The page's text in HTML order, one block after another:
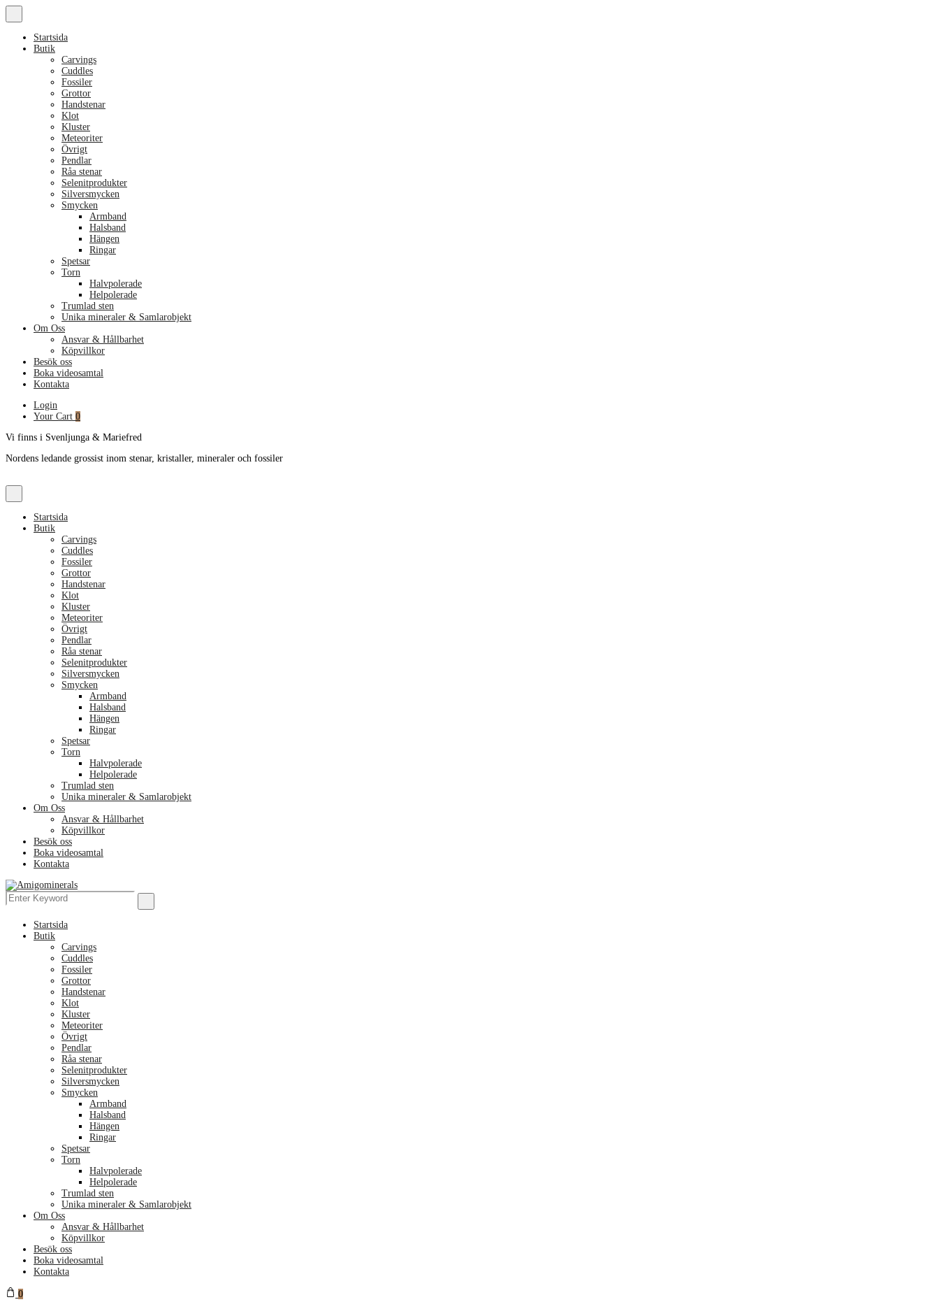
Startsida
Butik
Carvings
Cuddles
Fossiler
Grottor
Handstenar
Klot
Kluster
Meteoriter
Övrigt
Pendlar
Råa stenar
Selenitprodukter
Silversmycken
Smycken
Armband
Halsband
Hängen
Ringar
Spetsar
Torn
Halvpolerade
Helpolerade
Trumlad sten
Unika mineraler & Samlarobjekt
Om Oss
Ansvar & Hållbarhet
Köpvillkor
Besök oss
Boka videosamtal
Kontakta
Login
Your Cart 0
Vi finns i Svenljunga & Mariefred
Nordens ledande grossist inom stenar, kristaller, mineraler och fossiler
Startsida
Butik
Carvings
Cuddles
Fossiler
Grottor
Handstenar
Klot
Kluster
Meteoriter
Övrigt
Pendlar
Råa stenar
Selenitprodukter
Silversmycken
Smycken
Armband
Halsband
Hängen
Ringar
Spetsar
Torn
Halvpolerade
Helpolerade
Trumlad sten
Unika mineraler & Samlarobjekt
Om Oss
Ansvar & Hållbarhet
Köpvillkor
Besök oss
Boka videosamtal
Kontakta
Menu
Search
for:
Search
Startsida
Butik
Carvings
Cuddles
Fossiler
Grottor
Handstenar
Klot
Kluster
Meteoriter
Övrigt
Pendlar
Råa stenar
Selenitprodukter
Silversmycken
Smycken
Armband
Halsband
Hängen
Ringar
Spetsar
Torn
Halvpolerade
Helpolerade
Trumlad sten
Unika mineraler & Samlarobjekt
Om Oss
Ansvar & Hållbarhet
Köpvillkor
Besök oss
Boka videosamtal
Kontakta
0